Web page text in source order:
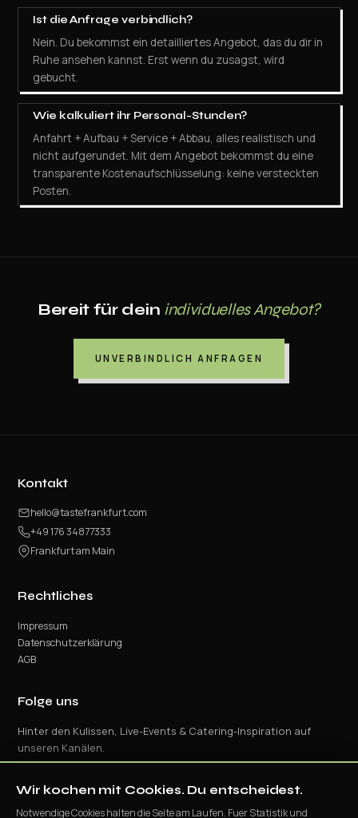
Ist die Anfrage verbindlich?
Nein. Du bekommst ein detailliertes Angebot, das du dir in
Ruhe ansehen kannst. Erst wenn du zusagst, wird
gebucht.
Wie kalkuliert ihr Personal-Stunden?
Anfahrt + Aufbau + Service + Abbau, alles realistisch und
nicht aufgerundet. Mit dem Angebot bekommst du eine
transparente Kostenaufschlüsselung: keine versteckten
Posten.
Bereit für dein individuelles Angebot?
UNVERBINDLICH ANFRAGEN
Kontakt
hello@tastefrankfurt.com
+49 176 34877333
Frankfurt am Main
Rechtliches
Impressum
Datenschutzerklärung
AGB
Folge uns
Hinter den Kulissen, Live-Events & Catering-Inspiration auf
unseren Kanälen.
Wir kochen mit Cookies. Du entscheidest.
Notwendige Cookies halten die Seite am Laufen. Fuer Statistik und